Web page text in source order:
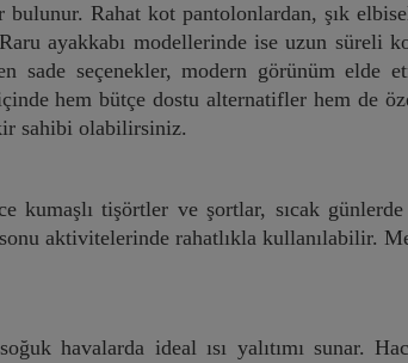
Rahat kot pantolonlardan, şık
ayakkabı modellerinde ise uzun süreli
sade seçenekler, modern görünüm elde
hem bütçe dostu alternatifler hem de
sahibi olabilirsiniz.
tişörtler ve şortlar, sıcak
aktivitelerinde rahatlıkla kullanılabilir.
havalarda ideal ısı yalıtımı sunar.